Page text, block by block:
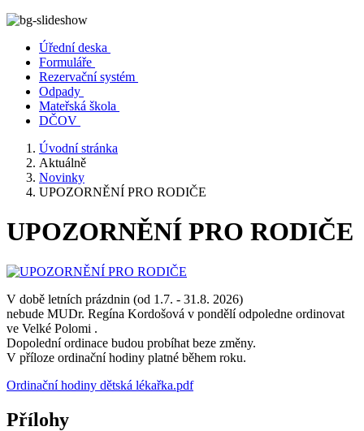
Úřední deska
Formuláře
Rezervační systém
Odpady
Mateřská škola
DČOV
Úvodní stránka
Aktuálně
Novinky
UPOZORNĚNÍ PRO RODIČE
UPOZORNĚNÍ PRO RODIČE
V době letních prázdnin (od 1.7. - 31.8. 2026)
nebude MUDr. Regína Kordošová v pondělí odpoledne ordinovat
ve Velké Polomi .
Dopolední ordinace budou probíhat beze změny.
V příloze ordinační hodiny platné během roku.
Ordinační hodiny dětská lékařka.pdf
Přílohy